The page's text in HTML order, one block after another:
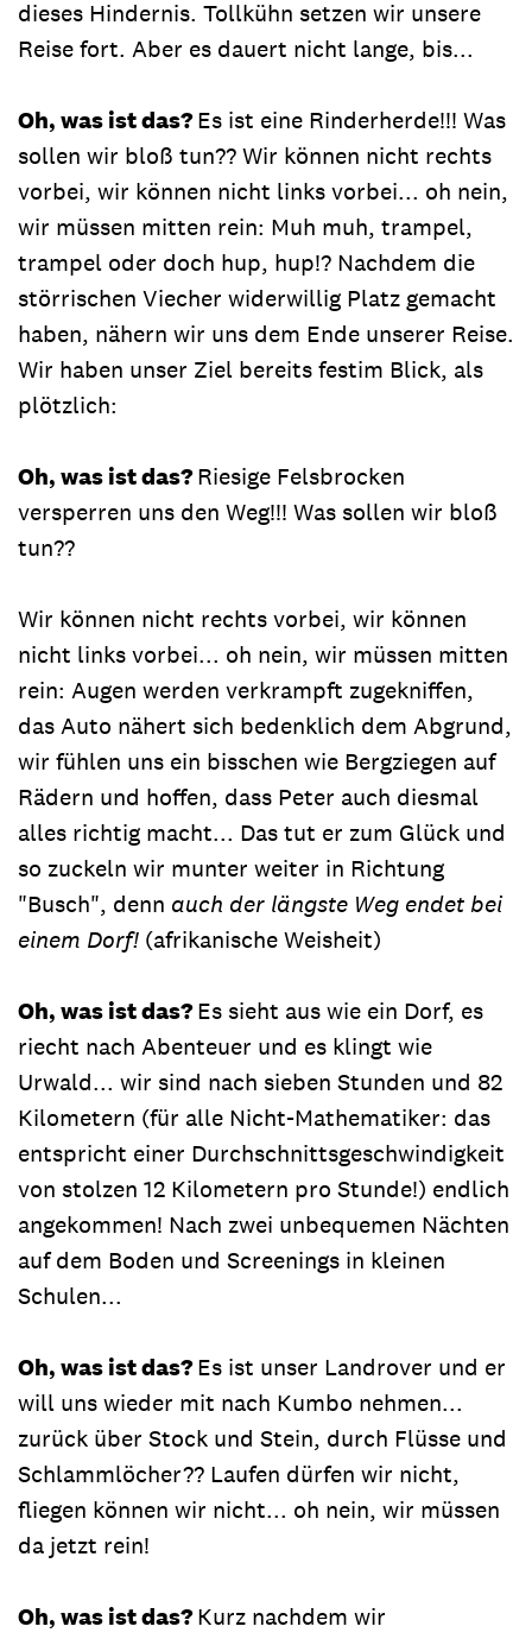
dieses Hindernis. Tollkühn setzen wir unsere
Reise fort. Aber es dauert nicht lange, bis...
Oh, was ist das?Es ist eine Rinderherde!!! Was
sollen wir bloß tun?? Wir können nicht rechts
vorbei, wir können nicht links vorbei... oh nein,
wir müssen mitten rein: Muh muh, trampel,
trampel oder doch hup, hup!? Nachdem die
störrischen Viecher widerwillig Platz gemacht
haben, nähern wir uns dem Ende unserer Reise.
Wir haben unser Ziel bereits festim Blick, als
plötzlich:
Oh, was ist das?Riesige Felsbrocken
versperren uns den Weg!!! Was sollen wir bloß
tun??
Wir können nicht rechts vorbei, wir können
nicht links vorbei... oh nein, wir müssen mitten
rein: Augen werden verkrampft zugekniffen,
das Auto nähert sich bedenklich dem Abgrund,
wir fühlen uns ein bisschen wie Bergziegen auf
Rädern und hoffen, dass Peter auch diesmal
alles richtig macht... Das tut er zum Glück und
so zuckeln wir munter weiter in Richtung
"Busch", denn auch der längste Weg endet bei
einem Dorf! (afrikanische Weisheit)
Oh, was ist das?Es sieht aus wie ein Dorf, es
riecht nach Abenteuer und es klingt wie
Urwald... wir sind nach sieben Stunden und 82
Kilometern (für alle Nicht-Mathematiker: das
entspricht einer Durchschnittsgeschwindigkeit
von stolzen 12 Kilometern pro Stunde!) endlich
angekommen! Nach zwei unbequemen Nächten
auf dem Boden und Screenings in kleinen
Schulen...
Oh, was ist das?Es ist unser Landrover und er
will uns wieder mit nach Kumbo nehmen...
zurück über Stock und Stein, durch Flüsse und
Schlammlöcher?? Laufen dürfen wir nicht,
fliegen können wir nicht... oh nein, wir müssen
da jetzt rein!
Oh, was ist das?Kurz nachdem wir